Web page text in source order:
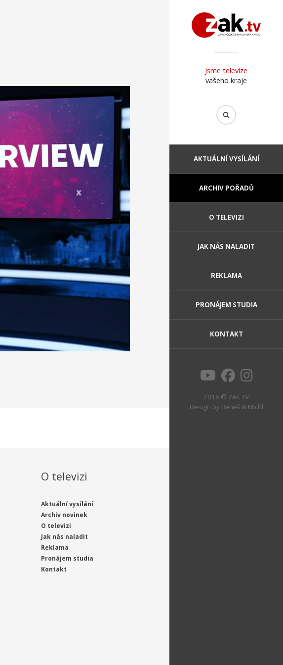
Jsme televize
vašeho kraje
AKTUÁLNÍ VYSÍLÁNÍ
ARCHIV POŘADŮ
O TELEVIZI
JAK NÁS NALADIT
REKLAMA
PRONÁJEM STUDIA
KONTAKT
2016 © ZAK TV
Design by Beneš & Michl
O televizi
Aktuální vysílání
Archiv novinek
O televizi
Jak nás naladit
Reklama
Pronájem studia
Kontakt